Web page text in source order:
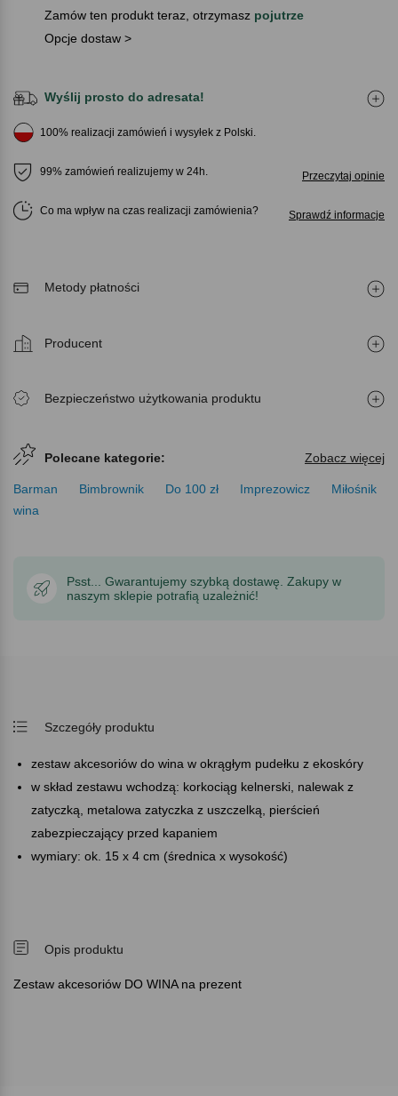
Zamów ten produkt teraz, otrzymasz pojutrze
Opcje dostaw >
Wyślij prosto do adresata!
100% realizacji zamówień i wysyłek z Polski.
99% zamówień realizujemy w 24h. Przeczytaj opinie
Co ma wpływ na czas realizacji zamówienia Sprawdź informacje
Metody płatności
Producent
Bezpieczeństwo użytkowania produktu
Polecane kategorie: Zobacz więcej
Barman Bimbrownik Do 100 zł Imprezowicz
Miłośnik
wina
Psst... Gwarantujemy szybką dostawę. Zakupy w
naszym sklepie potrafią uzależnić!
Szczegóły produktu
zestaw akcesoriów do wina w okrągłym pudełku z ekoskóry
w skład zestawu wchodzą: korkociąg kelnerski, nalewak z
zatyczką, metalowa zatyczka z uszczelką, pierścień
zabezpieczający przed kapaniem
wymiary: ok. 15 x 4 cm (średnica x wysokość)
Opis produktu
Zestaw akcesoriów DO WINA na prezent